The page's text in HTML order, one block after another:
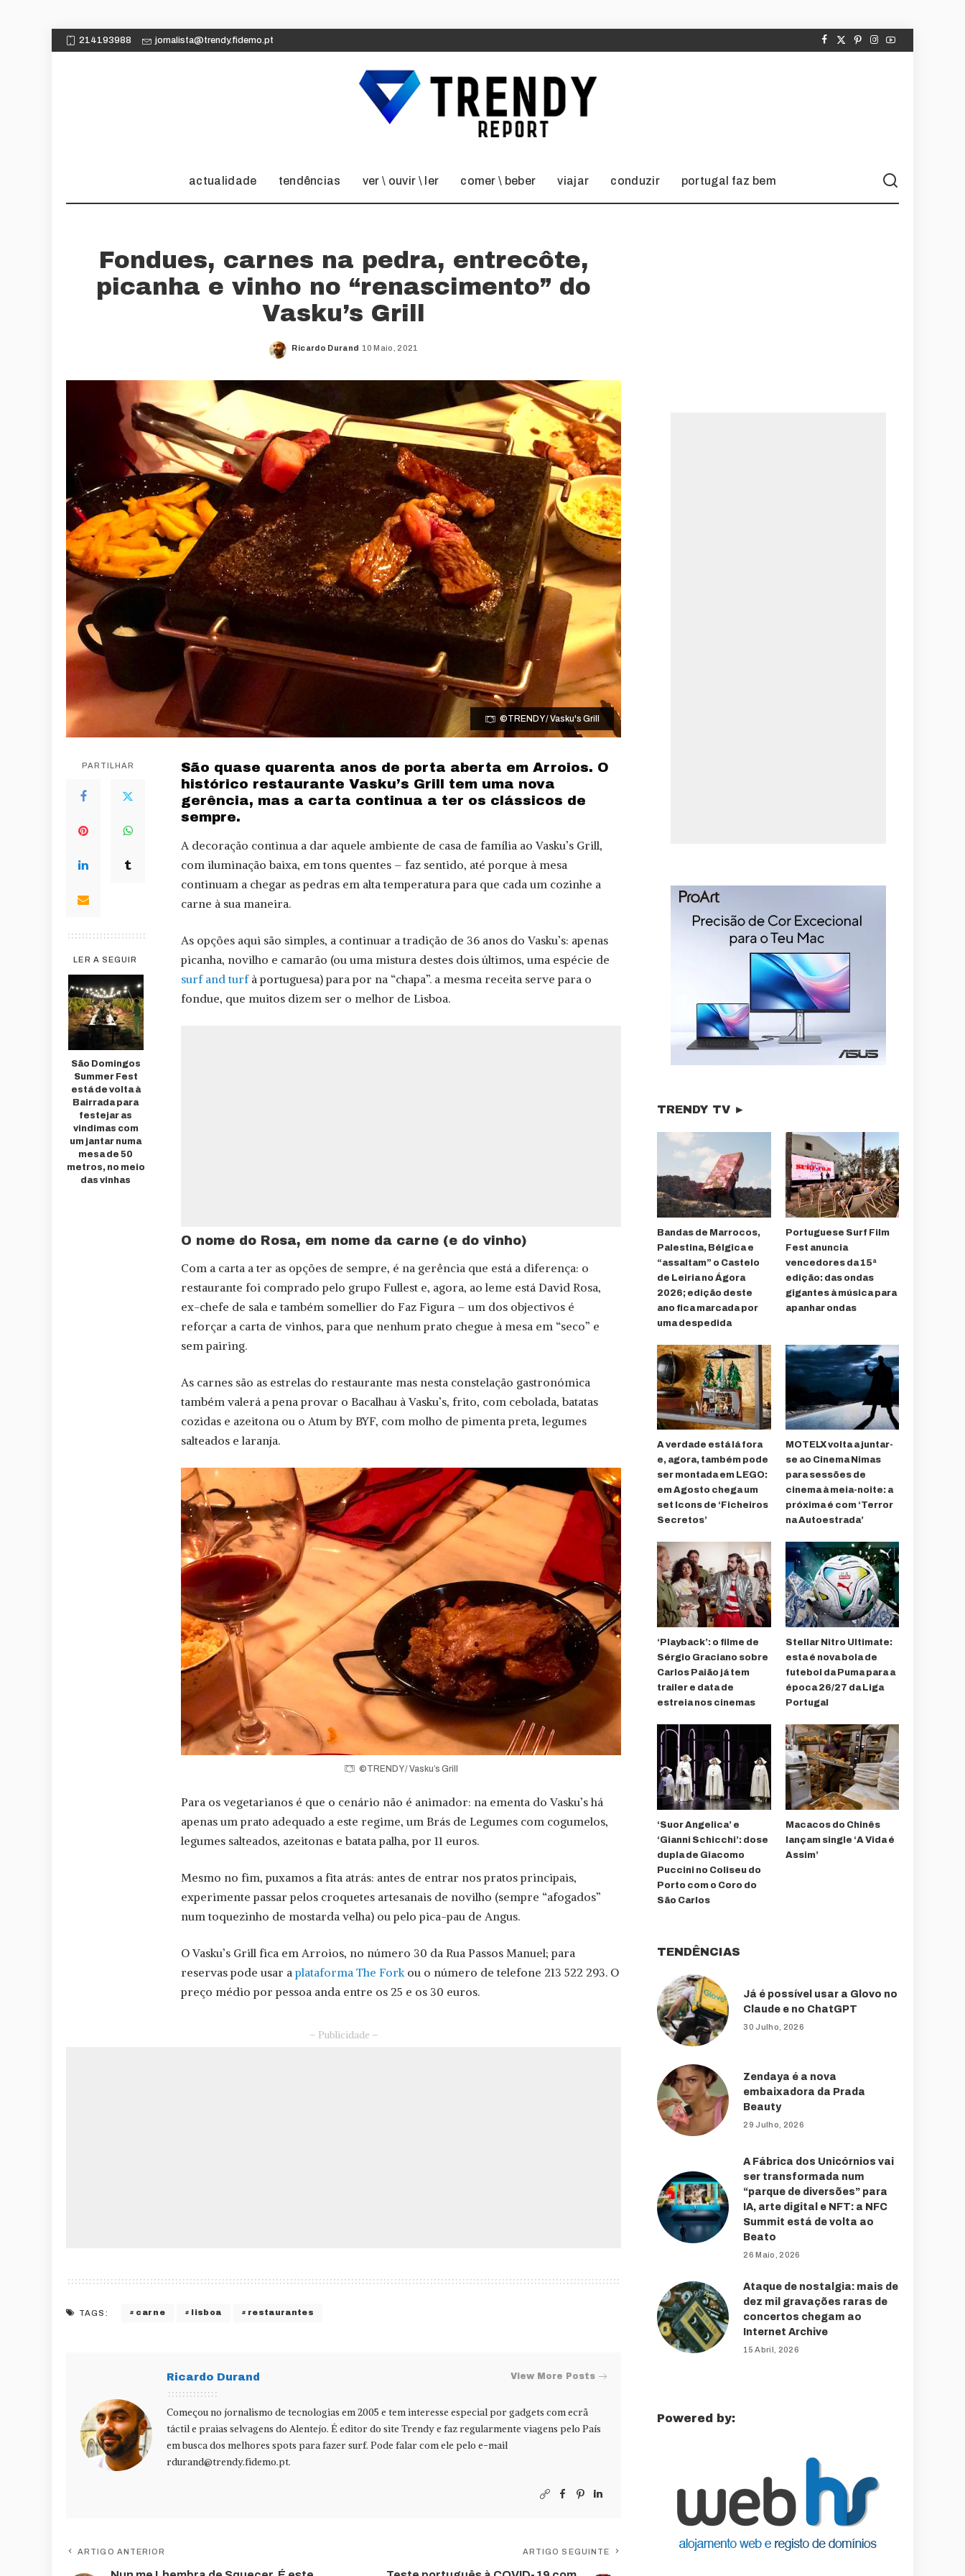
214193988 jornalista@trendy.fidemo.pt
actualidade tendências ver \ ouvir \ ler comer \ beber viajar conduzir portugal faz bem
Fondues, carnes na pedra, entrecôte,
picanha e vinho no “renascimento” do
Vasku’s Grill
Posted
Ricardo Durand 10 Maio, 2021
©TRENDY / Vasku's Grill
PARTILHAR
LER A SEGUIR
São Domingos
Summer Fest
está de volta à
Bairrada para
festejar as
vindimas com
um jantar numa
mesa de 50
metros, no meio
das vinhas
São quase quarenta anos de porta aberta em Arroios. O
histórico restaurante Vasku’s Grill tem uma nova
gerência, mas a carta continua a ter os clássicos de
sempre.
A decoração continua a dar aquele ambiente de casa de família ao Vasku’s Grill,
com iluminação baixa, em tons quentes – faz sentido, até porque à mesa
continuam a chegar as pedras em alta temperatura para que cada um cozinhe a
carne à sua maneira.
As opções aqui são simples, a continuar a tradição de 36 anos do Vasku’s: apenas
picanha, novilho e camarão (ou uma mistura destes dois últimos, uma espécie de
surf and turfà portuguesa) para por na “chapa”. a mesma receita serve para o
fondue, que muitos dizem ser o melhor de Lisboa.
O nome do Rosa, em nome da carne (e do vinho)
Com a carta a ter as opções de sempre, é na gerência que está a diferença: o
restaurante foi comprado pelo grupo Fullest e, agora, ao leme está David Rosa,
ex-chefe de sala e também somellier do Faz Figura – um dos objectivos é
reforçar a carta de vinhos, para que nenhum prato chegue à mesa em “seco” e
sem pairing.
As carnes são as estrelas do restaurante mas nesta constelação gastronómica
também valerá a pena provar o Bacalhau à Vasku’s, frito, com cebolada, batatas
cozidas e azeitona ou o Atum by BYF, com molho de pimenta preta, legumes
salteados e laranja.
©TRENDY / Vasku’s Grill
Para os vegetarianos é que o cenário não é animador: na ementa do Vasku’s há
apenas um prato adequado a este regime, um Brás de Legumes com cogumelos,
legumes salteados, azeitonas e batata palha, por 11 euros.
Mesmo no fim, puxamos a fita atrás: antes de entrar nos pratos principais,
experimente passar pelos croquetes artesanais de novilho (sempre “afogados”
num toquezinho de mostarda velha) ou pelo pica-pau de Angus.
O Vasku’s Grill fica em Arroios, no número 30 da Rua Passos Manuel; para
reservas pode usar aplataforma The Fork ou o número de telefone 213 522 293. O
preço médio por pessoa anda entre os 25 e os 30 euros.
– Publicidade –
TAGS: carne lisboa restaurantes
Ricardo Durand View More Posts
Começou no jornalismo de tecnologias em 2005 e tem interesse especial por gadgets com ecrã
táctil e praias selvagens do Alentejo. É editor do site Trendy e faz regularmente viagens pelo País
em busca dos melhores spots para fazer surf. Pode falar com ele pelo e-mail
rdurand@trendy.fidemo.pt.
ARTIGO ANTERIOR ARTIGO SEGUINTE
TRENDY TV ►
Bandas de Marrocos,
Palestina, Bélgica e
“assaltam” o Castelo
de Leiria no Ágora
2026; edição deste
ano fica marcada por
uma despedida
Portuguese Surf Film
Fest anuncia
vencedores da 15ª
edição: das ondas
gigantes à música para
apanhar ondas
A verdade está lá fora
e, agora, também pode
ser montada em LEGO:
em Agosto chega um
set Icons de ‘Ficheiros
Secretos’
MOTELX volta a juntar-
se ao Cinema Nimas
para sessões de
cinema à meia-noite: a
próxima é com ‘Terror
na Autoestrada’
‘Playback’: o filme de
Sérgio Graciano sobre
Carlos Paião já tem
trailer e data de
estreia nos cinemas
Stellar Nitro Ultimate:
esta é nova bola de
futebol da Puma para a
época 26/27 da Liga
Portugal
‘Suor Angelica’ e
‘Gianni Schicchi’: dose
dupla de Giacomo
Puccini no Coliseu do
Porto com o Coro do
São Carlos
Macacos do Chinês
lançam single ‘A Vida é
Assim’
TENDÊNCIAS
Já é possível usar a Glovo no
Claude e no ChatGPT
30 Julho, 2026
Zendaya é a nova
embaixadora da Prada
Beauty
29 Julho, 2026
A Fábrica dos Unicórnios vai
ser transformada num
“parque de diversões” para
IA, arte digital e NFT: a NFC
Summit está de volta ao
Beato
26 Maio, 2026
Ataque de nostalgia: mais de
dez mil gravações raras de
concertos chegam ao
Internet Archive
15 Abril, 2026
Powered by: